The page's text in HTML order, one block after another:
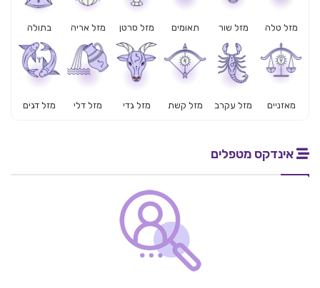
מזל טלה מזל שור תאומים מזל סרטן מזל אריה בתולה
מאזניים מזל עקרב מזל קשת מזל גדי מזל דלי מזל דגים
אינדקס מטפלים